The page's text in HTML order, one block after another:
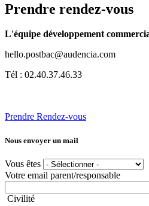
Prendre rendez-vous
L'équipe développement
hello.postbac@audencia.com
Tél : 02.40.37.46.33
Prendre Rendez-vous
Nous envoyer un mail
Vous êtes
Votre email parent/responsable
Civilité